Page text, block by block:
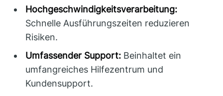
Hochgeschwindigkeitsverarbeitung:
Schnelle Ausführungszeiten reduzieren
Risiken.
Umfassender Support: Beinhaltet ein
umfangreiches Hilfezentrum und
Kundensupport.